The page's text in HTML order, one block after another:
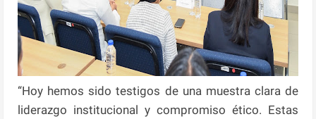
“Hoy hemos sido testigos de una muestra clara de
liderazgo institucional y compromiso ético. Estas